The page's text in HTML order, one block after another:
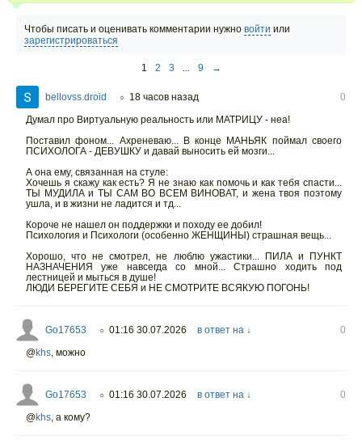
Чтобы писать и оценивать комментарии нужно войти или
зарегистрироваться
1 2 3 ... 9 →
bellovss.droid ○ 18 часов назад
0
Думал про Виртуальную реальность или МАТРИЦУ - неа!
Поставил фоном... Ахреневаю... В конце МАНЬЯК поймал своего
ПСИХОЛОГА - ДЕВУШКУ и давай выносить ей мозги...
А она ему, связанная на стуле:
Хочешь я скажу как есть? Я не знаю как помочь и как тебя спасти...
ТЫ МУДИЛА и ТЫ САМ ВО ВСЕМ ВИНОВАТ, и жена твоя поэтому
ушла, и в жизни не ладится и тд...
Короче не нашел он поддержки и походу ее добил!
Психология и Психологи (особенно ЖЕНЩИНЫ) страшная вещь...
Хорошо, что не смотрел, не люблю ужастики... ПИЛА и ПУНКТ
НАЗНАЧЕНИЯ уже навсегда со мной... Страшно ходить под
лестницей и мыться в душе!
ЛЮДИ БЕРЕГИТЕ СЕБЯ и НЕ СМОТРИТЕ ВСЯКУЮ ПОГОНЬ!
Go17653 ○ 01:16 30.07.2026 в ответ на ↓
0
@khs, можно
Go17653 ○ 01:16 30.07.2026 в ответ на ↓
0
@khs, а кому?